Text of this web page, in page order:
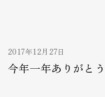
2017年12月27日
今年一年ありがと